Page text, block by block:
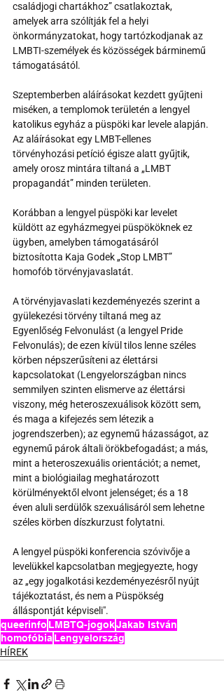
családjogi chartákhoz” csatlakoztak,
amelyek arra szólítják fel a helyi
önkormányzatokat, hogy tartózkodjanak az
LMBTI-személyek és közösségek bárminemű
támogatásától.
Szeptemberben aláírásokat kezdett gyűjteni
miséken, a templomok területén a lengyel
katolikus egyház a püspöki kar levele alapján.
Az aláírásokat egy LMBT-ellenes
törvényhozási petíció égisze alatt gyűjtik,
amely orosz mintára tiltaná a „LMBT
propagandát” minden területen.
Korábban a lengyel püspöki kar levelet
küldött az egyházmegyei püspököknek ez
ügyben, amelyben támogatásáról
biztosította Kaja Godek „Stop LMBT”
homofób törvényjavaslatát.
A törvényjavaslati kezdeményezés szerint a
gyülekezési törvény tiltaná meg az
Egyenlőség Felvonulást (a lengyel Pride
Felvonulás); de ezen kívül tilos lenne széles
körben népszerűsíteni az élettársi
kapcsolatokat (Lengyelországban nincs
semmilyen szinten elismerve az élettársi
viszony, még heteroszexuálisok között sem,
és maga a kifejezés sem létezik a
jogrendszerben); az egynemű házasságot, az
egynemű párok általi örökbefogadást; a más,
mint a heteroszexuális orientációt; a nemet,
mint a biológiailag meghatározott
körülményektől elvont jelenséget; és a 18
éven aluli serdülők szexuálisáról sem lehetne
széles körben díszkurzust folytatni.
A lengyel püspöki konferencia szóvivője a
levelükkel kapcsolatban megjegyezte, hogy
az „egy jogalkotási kezdeményezésről nyújt
tájékoztatást, és nem a Püspökség
álláspontját képviseli".
queerinfo LMBTQ-jogokJakab István
homofóbia Lengyelország
HÍREK